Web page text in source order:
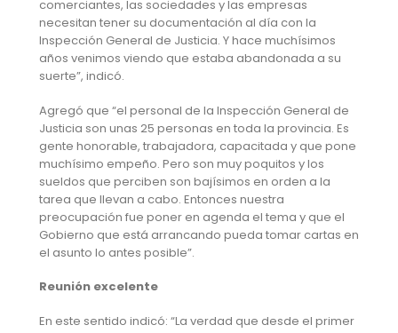
comerciantes, las sociedades y las empresas
necesitan tener su documentación al día con la
Inspección General de Justicia. Y hace muchísimos
años venimos viendo que estaba abandonada a su
suerte”, indicó.
Agregó que “el personal de la Inspección General de
Justicia son unas 25 personas en toda la provincia. Es
gente honorable, trabajadora, capacitada y que pone
muchísimo empeño. Pero son muy poquitos y los
sueldos que perciben son bajísimos en orden a la
tarea que llevan a cabo. Entonces nuestra
preocupación fue poner en agenda el tema y que el
Gobierno que está arrancando pueda tomar cartas en
el asunto lo antes posible”.
Reunión excelente
En este sentido indicó: “La verdad que desde el primer